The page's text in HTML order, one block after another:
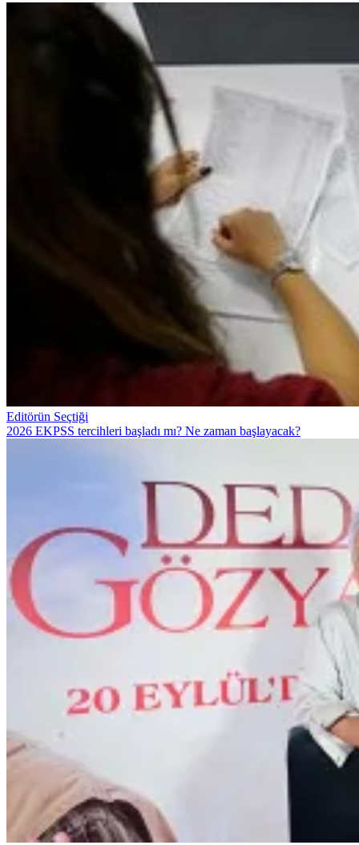
Editörün Seçtiği
2026 EKPSS tercihleri başladı mı? Ne zaman başlayacak?